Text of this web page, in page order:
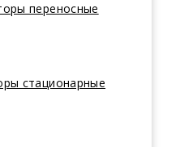
переносные
стационарные